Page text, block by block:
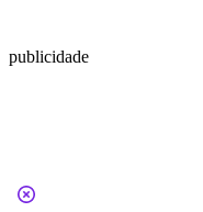
publicidade